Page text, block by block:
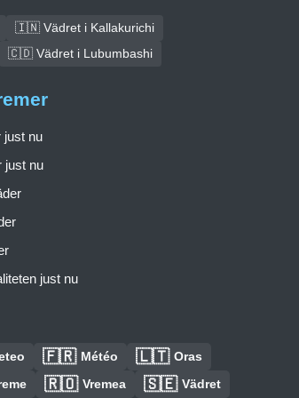
🇮🇳 Vädret i Kallakurichi
🇨🇩 Vädret i Lubumbashi
just nu
just nu
just nu
🇫🇷 Météo 🇱🇹 Oras
🇷🇴 Vremea 🇸🇪 Vädret